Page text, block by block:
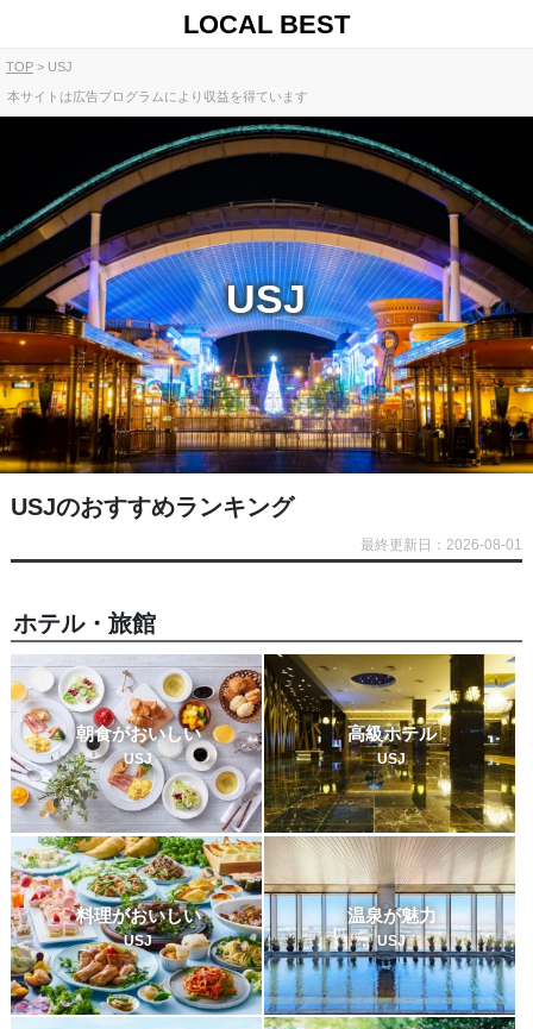
LOCAL BEST
TOP USJ
本サイトは広告プログラムにより収益を得ています
USJ
USJのおすすめランキング
最終更新日：2026-08-01
ホテル・旅館
朝食がおいしい
USJ
高級ホテル
USJ
料理がおいしい
USJ
温泉が魅力
USJ